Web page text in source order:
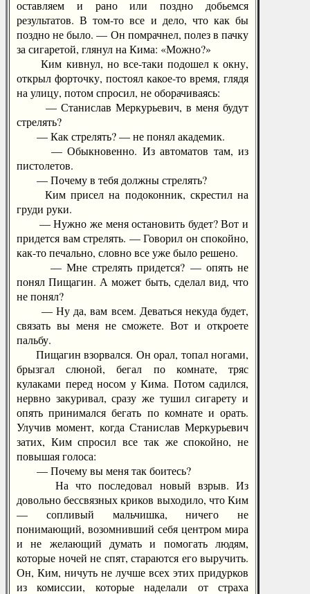
оставляем и рано или поздно добьемся
результатов. В том-то все и дело, что как бы
поздно не было. — Он помрачнел, полез в пачку
за сигаретой, глянул на Кима: «Можно?»
Ким кивнул, но все-таки подошел к окну,
открыл форточку, постоял какое-то время, глядя
на улицу, потом спросил, не оборачиваясь:
— Станислав Меркурьевич, в меня будут
стрелять?
— Как стрелять? — не понял академик.
— Обыкновенно. Из автоматов там, из
пистолетов.
— Почему в тебя должны стрелять?
Ким присел на подоконник, скрестил на
груди руки.
— Нужно же меня остановить будет? Вот и
придется вам стрелять. — Говорил он спокойно,
как-то печально, словно все уже было решено.
— Мне стрелять придется? — опять не
понял Пищагин. А может быть, сделал вид, что
не понял?
— Ну да, вам всем. Деваться некуда будет,
связать вы меня не сможете. Вот и откроете
пальбу.
Пищагин взорвался. Он орал, топал ногами,
брызгал слюной, бегал по комнате, тряс
кулаками перед носом у Кима. Потом садился,
нервно закуривал, сразу же тушил сигарету и
опять принимался бегать по комнате и орать.
Улучив момент, когда Станислав Меркурьевич
затих, Ким спросил все так же спокойно, не
повышая голоса:
— Почему вы меня так боитесь?
На что последовал новый взрыв. Из
довольно бессвязных криков выходило, что Ким
— сопливый мальчишка, ничего не
понимающий, возомнивший себя центром мира
и не желающий думать и помогать людям,
которые ночей не спят, стараются его выручить.
Он, Ким, ничуть не лучше всех этих придурков
из комиссии, которые наделали от страха